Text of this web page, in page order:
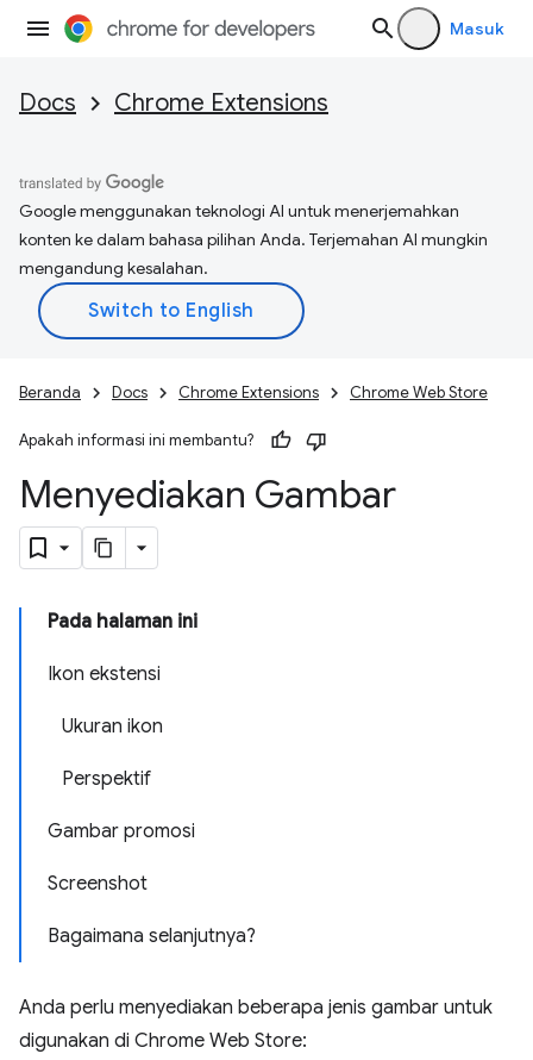
Masuk
Docs Chrome Extensions
Google menggunakan teknologi AI untuk menerjemahkan
konten ke dalam bahasa pilihan Anda. Terjemahan AI mungkin
mengandung kesalahan.
Beranda Docs Chrome Extensions Chrome Web Store
Apakah informasi ini membantu?
Menyediakan Gambar
Pada halaman ini
Ikon ekstensi
Ukuran ikon
Perspektif
Gambar promosi
Screenshot
Bagaimana selanjutnya?
Anda perlu menyediakan beberapa jenis gambar untuk
digunakan di Chrome Web Store: